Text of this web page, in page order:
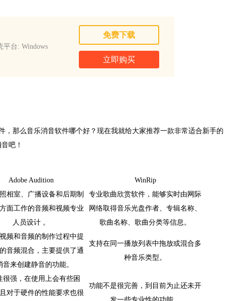
平台: Windows
免费下载
立即购买
那么音乐消音软件哪个好？现在我就给大家推荐一款非常适合新手的
吧！
Adobe Audition
WinRip
相室、广播设备和后期制
面工作的音频和视频专业
人员设计 。
专业歌曲欣赏软件，能够实时由网际
网络取得音乐光盘作者、专辑名称、
歌曲名称、歌曲分类等信息。
频和音频的制作过程中提
音频混合，主要提供了通
音来创建静音的功能。
支持在同一播放列表中拖放或混合多
种音乐类型。
很强，在使用上会有些困
对于硬件的性能要求也很
功能不是很完善，到目前为止还未开